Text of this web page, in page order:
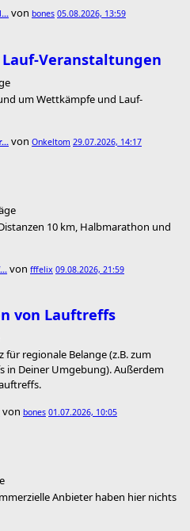
von bones 05.08.2026, 13:59
Veranstaltungen
um Wettkämpfe und Lauf-
von Onkeltom 29.07.2026, 14:17
10 km, Halbmarathon und
von fffelix 09.08.2026, 21:59
von Lauftreffs
für regionale Belange (z.B. zum
in Deiner Umgebung). Außerdem
von bones 01.07.2026, 10:05
Anbieter haben hier nichts